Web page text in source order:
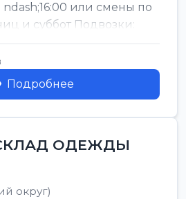
ndash;16:00 или смены по
и суббот Подвозки:
Подробнее
ОДЕЖДЫ
округ)